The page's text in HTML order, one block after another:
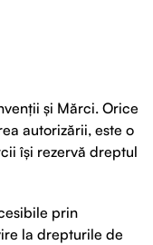
și Mărci. Orice
autorizării, este o
își rezervă dreptul
prin
la drepturile de